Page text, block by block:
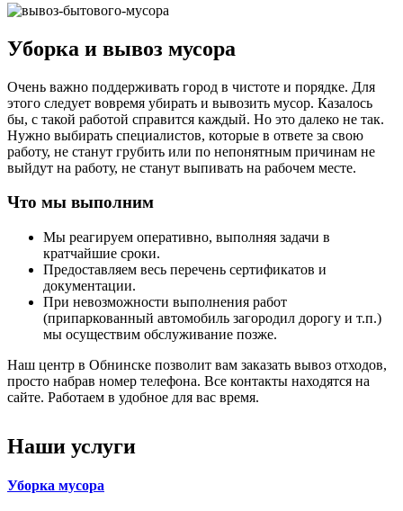
Уборка и вывоз мусора
Очень важно поддерживать город в чистоте и порядке. Для
этого следует вовремя убирать и вывозить мусор. Казалось
бы, с такой работой справится каждый. Но это далеко не так.
Нужно выбирать специалистов, которые в ответе за свою
работу, не станут грубить или по непонятным причинам не
выйдут на работу, не станут выпивать на рабочем месте.
Что мы выполним
Мы реагируем оперативно, выполняя задачи в
кратчайшие сроки.
Предоставляем весь перечень сертификатов и
документации.
При невозможности выполнения работ
(припаркованный автомобиль загородил дорогу и т.п.)
мы осуществим обслуживание позже.
Наш центр в Обнинске позволит вам заказать вывоз отходов,
просто набрав номер телефона. Все контакты находятся на
сайте. Работаем в удобное для вас время.
Наши услуги
Уборка мусора